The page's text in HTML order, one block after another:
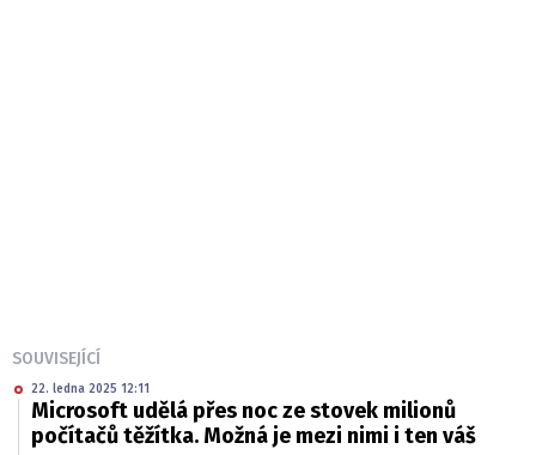
SOUVISEJÍCÍ
22. ledna 2025 12:11
Microsoft udělá přes noc ze stovek milionů
počítačů těžítka. Možná je mezi nimi i ten váš